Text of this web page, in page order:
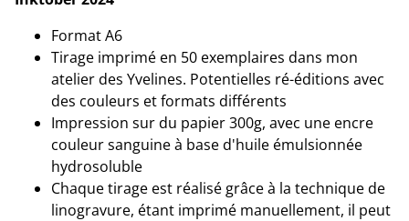
Format A6
Tirage imprimé en 50 exemplaires dans mon
atelier des Yvelines. Potentielles ré-éditions avec
des couleurs et formats différents
Impression sur du papier 300g, avec une encre
couleur sanguine à base d'huile émulsionnée
hydrosoluble
Chaque tirage est réalisé grâce à la technique de
linogravure, étant imprimé manuellement, il peut